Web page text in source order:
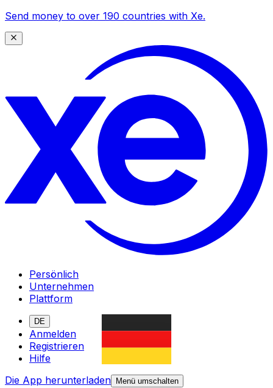
Send money to over 190 countries with Xe.
Persönlich
Unternehmen
Plattform
DE
Anmelden
Registrieren
Hilfe
Die App herunterladen
Menü umschalten